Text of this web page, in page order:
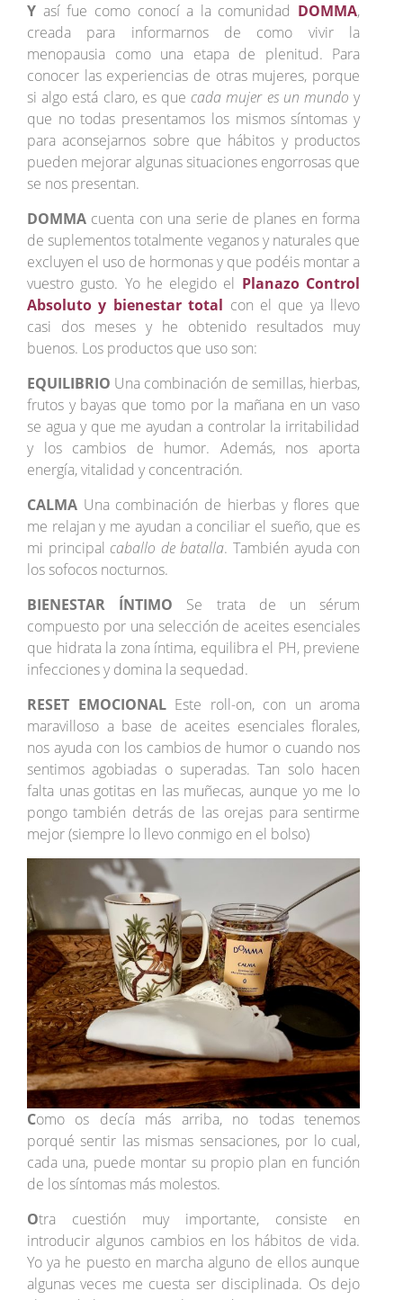
Y así fue como conocí a la comunidad DOMMA,
creada para informarnos de como vivir la
menopausia como una etapa de plenitud. Para
conocer las experiencias de otras mujeres, porque
si algo está claro, es que cada mujer es un mundoy
que no todas presentamos los mismos síntomas y
para aconsejarnos sobre que hábitos y productos
pueden mejorar algunas situaciones engorrosas que
se nos presentan.
DOMMA cuenta con una serie de planes en forma
de suplementos totalmente veganos y naturales que
excluyen el uso de hormonas y que podéis montar a
vuestro gusto. Yo he elegido el Planazo Control
Absoluto y bienestar total con el que ya llevo
casi dos meses y he obtenido resultados muy
buenos. Los productos que uso son:
EQUILIBRIO Una combinación de semillas, hierbas,
frutos y bayas que tomo por la mañana en un vaso
se agua y que me ayudan a controlar la irritabilidad
y los cambios de humor. Además, nos aporta
energía, vitalidad y concentración.
CALMA Una combinación de hierbas y flores que
me relajan y me ayudan a conciliar el sueño, que es
mi principalcaballo de batalla. También ayuda con
los sofocos nocturnos.
BIENESTAR ÍNTIMO Se trata de un sérum
compuesto por una selección de aceites esenciales
que hidrata la zona íntima, equilibra el PH, previene
infecciones y domina la sequedad.
RESET EMOCIONALEste roll-on, con un aroma
maravilloso a base de aceites esenciales florales,
nos ayuda con los cambios de humor o cuando nos
sentimos agobiadas o superadas. Tan solo hacen
falta unas gotitas en las muñecas, aunque yo me lo
pongo también detrás de las orejas para sentirme
mejor (siempre lo llevo conmigo en el bolso)
Como os decía más arriba, no todas tenemos
porqué sentir las mismas sensaciones, por lo cual,
cada una, puede montar su propio plan en función
de los síntomas más molestos.
Otra cuestión muy importante, consiste en
introducir algunos cambios en los hábitos de vida.
Yo ya he puesto en marcha alguno de ellos aunque
algunas veces me cuesta ser disciplinada. Os dejo